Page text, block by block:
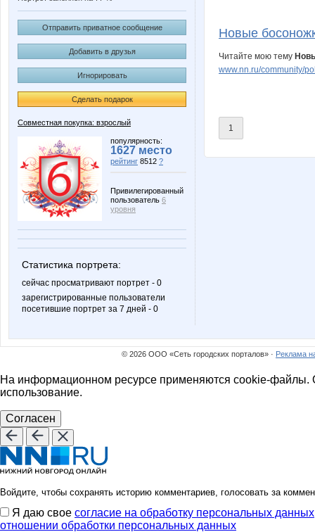
Отправить приватное сообщение
Добавить в друзья
Игнорировать
Сделать подарок
Совместная покупка: взрослый
популярность:
1627 место
рейтинг 8512 ?
Привилегированный
пользователь 6
уровня
Статистика портрета:
сейчас просматривают портрет - 0
зарегистрированные пользователи
посетившие портрет за 7 дней - 0
Elena1403
Tau Ulaaa
Новые
Читайте мою тему
www.nn.ru/community/
1
© 2026 ООО «Сеть городских порталов» · Реклама
На информационном ресурсе применяются cookie-файлы.
использование.
Согласен
Войдите, чтобы сохранять историю комментариев, голосовать за
Я даю свое согласие на обработку персональных данных
отношении обработки персональных данных